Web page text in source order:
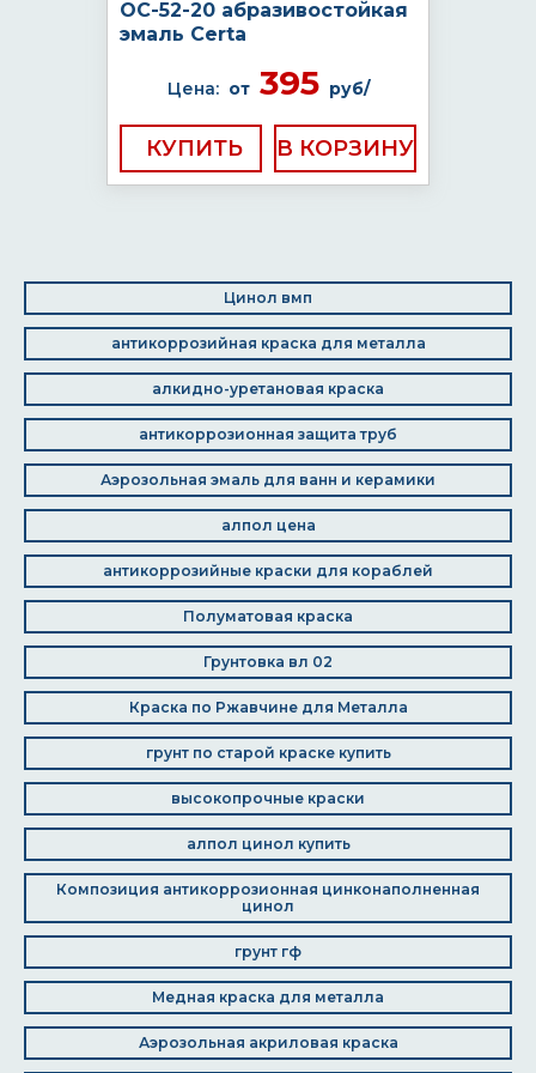
ОС-52-20 абразивостойкая
эмаль Certa
Цена: от395 руб/
КУПИТЬ
Цинол вмп
антикоррозийная краска для металла
алкидно-уретановая краска
антикоррозионная защита труб
Аэрозольная эмаль для ванн и керамики
алпол цена
антикоррозийные краски для кораблей
Полуматовая краска
Грунтовка вл 02
Краска по Ржавчине для Металла
грунт по старой краске купить
высокопрочные краски
алпол цинол купить
Композиция антикоррозионная цинконаполненная
цинол
грунт гф
Медная краска для металла
Аэрозольная акриловая краска